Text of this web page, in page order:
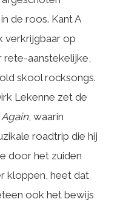
de roos. Kant A
verkrijgbaar op
rete-aanstekelijke,
skool rocksongs.
Lekenne zet de
, waarin
roadtrip die hij
door het zuiden
kloppen, heet dat
ook het bewijs